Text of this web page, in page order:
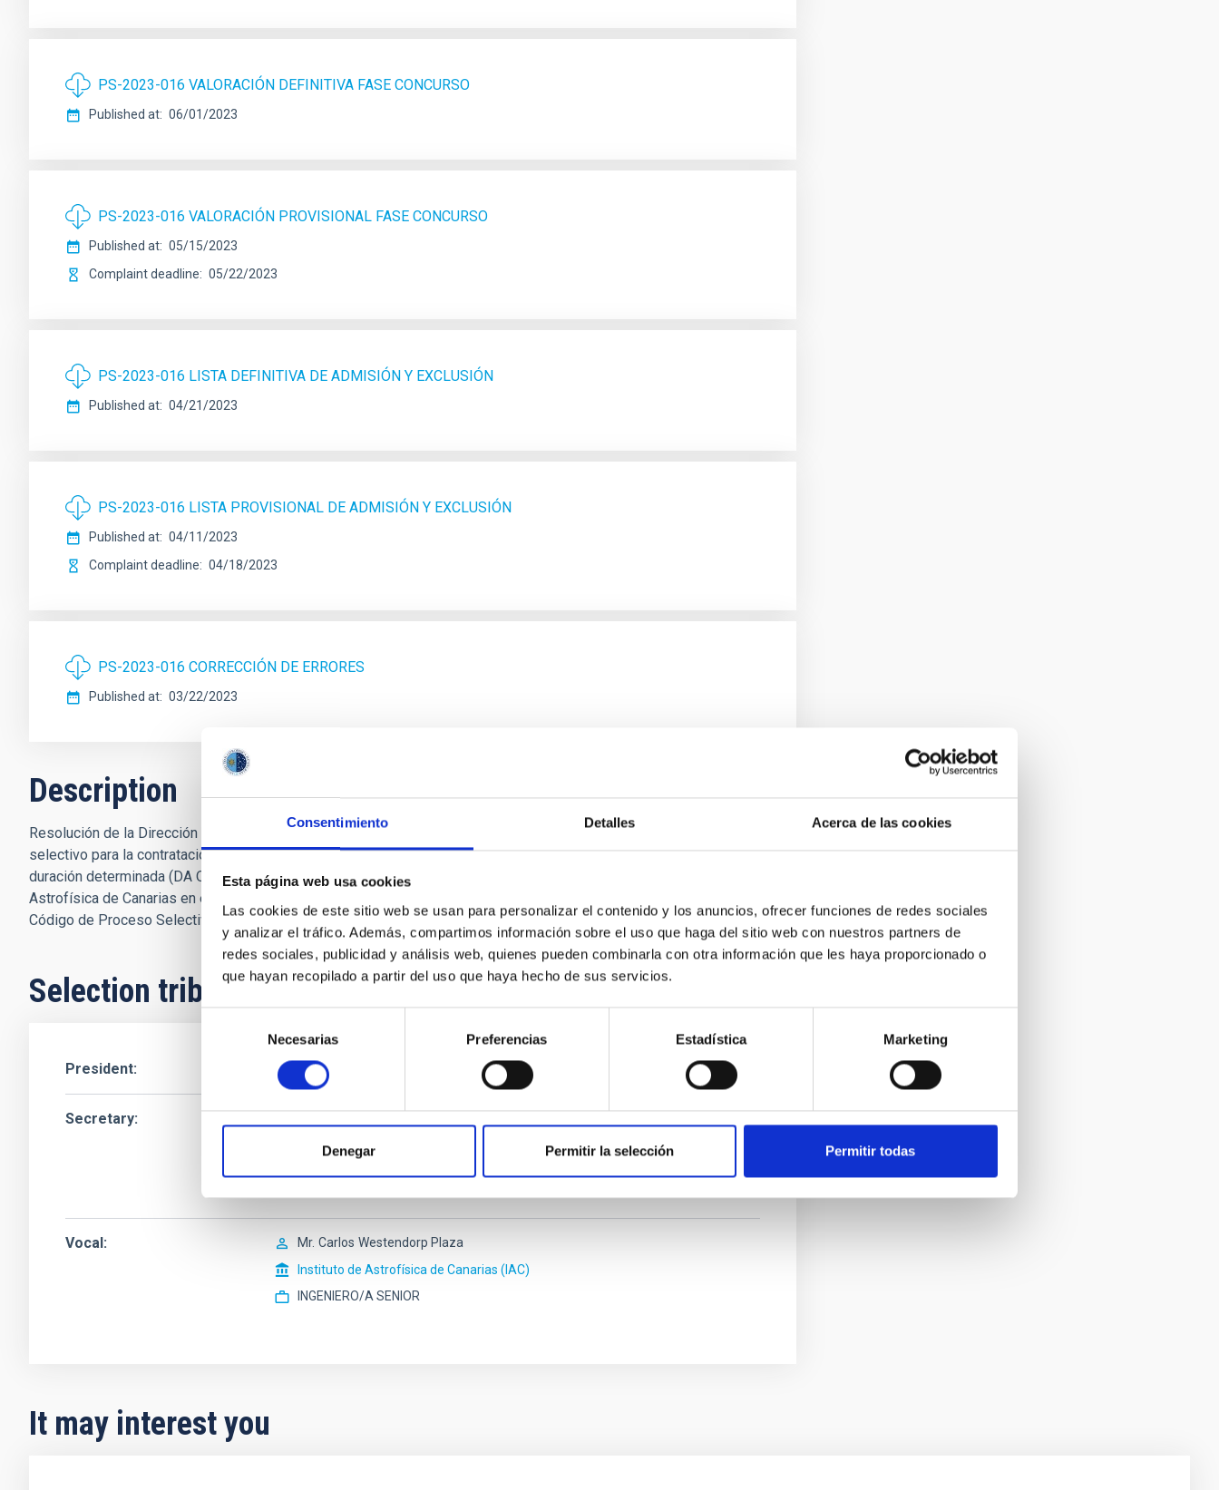
Consentimiento Detalles Acerca de las cookies
Esta página web usa cookies
Las cookies de este sitio web se usan para personalizar el contenido y los anuncios, ofrecer funciones de redes sociales
y analizar el tráfico. Además, compartimos información sobre el uso que haga del sitio web con nuestros partners de
redes sociales, publicidad y análisis web, quienes pueden combinarla con otra información que les haya proporcionado o
que hayan recopilado a partir del uso que haya hecho de sus servicios.
consentimiento
Necesarias Preferencias Estadística Marketing
Denegar Permitir la selección Permitir todas
PS-2023-016 VALORACIÓN DEFINITIVA FASE CONCURSO
Published at 06/01/2023
PS-2023-016 VALORACIÓN PROVISIONAL FASE CONCURSO
Published at
05/15/2023
Complaint deadline
05/22/2023
PS-2023-016 LISTA DEFINITIVA DE ADMISIÓN Y EXCLUSIÓN
Published at 04/21/2023
PS-2023-016 LISTA PROVISIONAL DE ADMISIÓN Y EXCLUSIÓN
Published at
04/11/2023
Complaint deadline
04/18/2023
PS-2023-016 CORRECCIÓN DE ERRORES
Published at 03/22/2023
Description
Resolución de la Dirección del Consorcio Público Instituto de Astrofísica de Canarias por la que se convoca proceso
selectivo para la contratación de cuatro Ingenieros/as, no acogido a Convenio, en la modalidad de contrato laboral de
duración determinada (DA Quinta del Real Decreto-ley 32/2021, de 28 de diciembre), en el Consorcio Público Instituto de
Astrofísica de Canarias en el marco del Plan de Recuperación, Transformación y Resiliencia. (ING_SOFTWARE_EST).
Código de Proceso Selectivo (PS-2023-016).
Selection tribunal
President
Secretary
Instituto de Astrofísica de Canarias (IAC)
Vocal Mr. Carlos Westendorp Plaza
Instituto de Astrofísica de Canarias (IAC)
INGENIERO/A SENIOR
It may interest you